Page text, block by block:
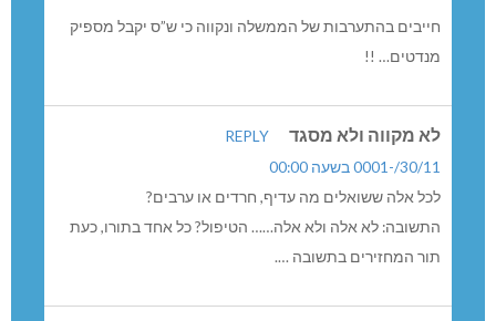
בהתערבות של הממשלה ונקווה כי ש”ס יקבל מספיק
!!
מקווה ולא מסגד
REPLY
אלה ששואלים מה עדיף, חרדים או ערבים?
לא אלה ולא אלה…… הטיפול? כל אחד בתורו, כעת
המחזירים בתשובה ….